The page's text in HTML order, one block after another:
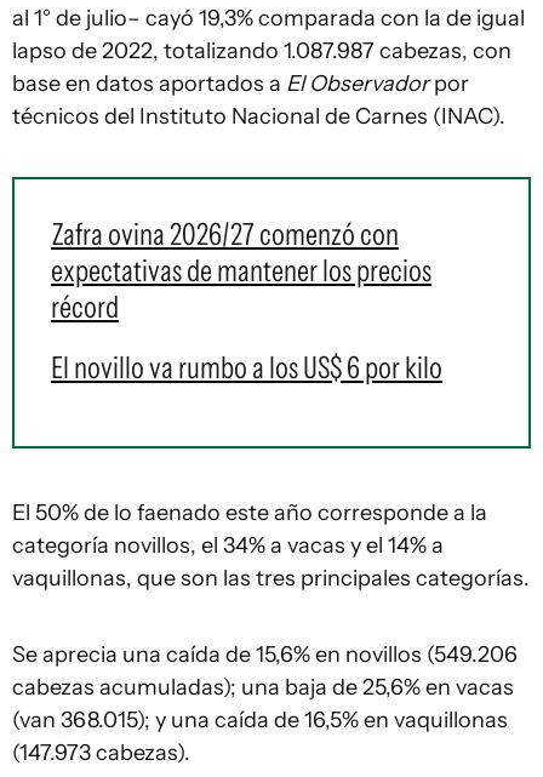
al 1° de julio– cayó 19,3% comparada con la de igual
lapso de 2022, totalizando 1.087.987 cabezas, con
base en datos aportados a El Observadorpor
técnicos del Instituto Nacional de Carnes (INAC).
Zafra ovina 2026/27 comenzó con
expectativas de mantener los precios
récord
El novillo va rumbo a los US$ 6 por kilo
El 50% de lo faenado este año corresponde a la
categoría novillos, el 34% a vacas y el 14% a
vaquillonas, que son las tres principales categorías.
Se aprecia una caída de 15,6% en novillos (549.206
cabezas acumuladas); una baja de 25,6% en vacas
(van 368.015); y una caída de 16,5% en vaquillonas
(147.973 cabezas).